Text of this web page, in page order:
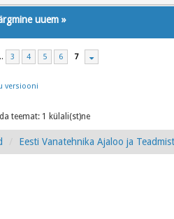
uuem »
3 4 5 6 7
versiooni
teemat: 1 külali(st)ne
Eesti Vanatehnika Ajaloo ja